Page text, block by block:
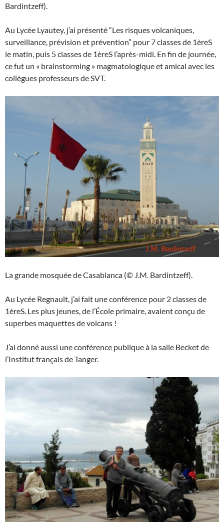
Bardintzeff).
Au Lycée Lyautey, j’ai présenté “Les risques volcaniques,
surveillance, prévision et prévention” pour 7 classes de 1èreS
le matin, puis 5 classes de 1èreS l’après-midi. En fin de journée,
ce fut un « brainstorming » magmatologique et amical avec les
collègues professeurs de SVT.
La grande mosquée de Casablanca (© J.M. Bardintzeff).
Au Lycée Regnault, j’ai fait une conférence pour 2 classes de
1èreS. Les plus jeunes, de l’École primaire, avaient conçu de
superbes maquettes de volcans !
J’ai donné aussi une conférence publique à la salle Becket de
l’Institut français de Tanger.